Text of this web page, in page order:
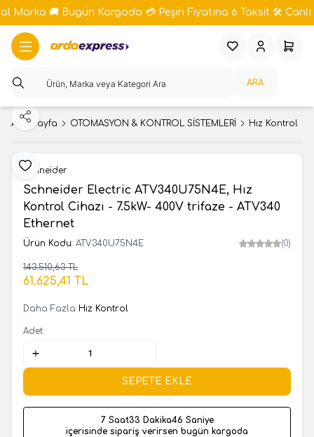
Marka 🚚 Bugün Kargoda 💳 Peşin Fiyatına 6 Taksit 🛠️ Canlı
ARA
FavorilerimHesabım
Ana Sayfa OTOMASYON & KONTROL SİSTEMLERİ Hız Kontrol
Favoriye Ekle
Paylaş
Schneider
Schneider Electric ATV340U75N4E, Hız
Kontrol Cihazı - 7.5kW- 400V trifaze - ATV340
Ethernet
Ürün Kodu: ATV340U75N4E (0)
143.510,63TL
61.625,41 TL
Daha Fazla Hız Kontrol
Adet
SEPETE EKLE
7 Saat33 Dakika46 Saniye
içerisinde sipariş verirsen bugün kargoda